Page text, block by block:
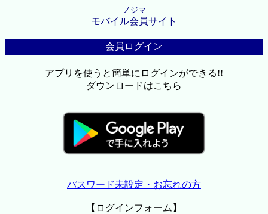
ノジマ
モバイル会員サイト
会員ログイン
アプリを使うと簡単にログインができる!!
ダウンロードはこちら
パスワード未設定・お忘れの方
【ログインフォーム】